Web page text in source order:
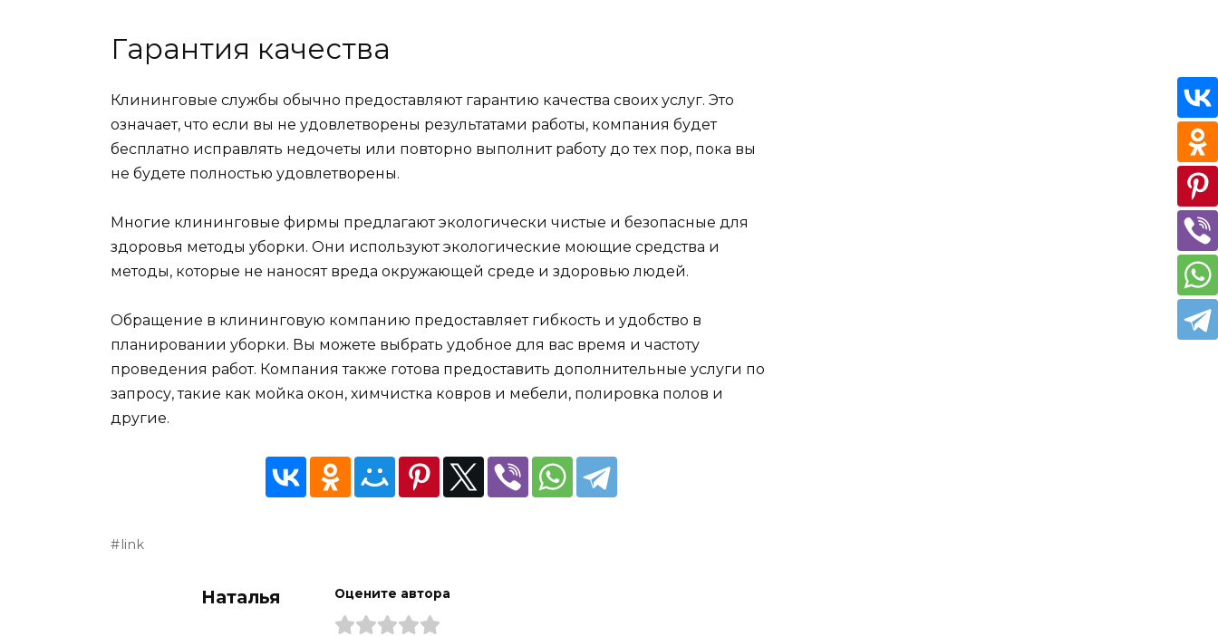
Гарантия качества
Клининговые службы обычно предоставляют гарантию качества своих услуг. Это
означает, что если вы не удовлетворены результатами работы, компания будет
бесплатно исправлять недочеты или повторно выполнит работу до тех пор, пока вы
не будете полностью удовлетворены.
Многие клининговые фирмы предлагают экологически чистые и безопасные для
здоровья методы уборки. Они используют экологические моющие средства и
методы, которые не наносят вреда окружающей среде и здоровью людей.
Обращение в клининговую компанию предоставляет гибкость и удобство в
планировании уборки. Вы можете выбрать удобное для вас время и частоту
проведения работ. Компания также готова предоставить дополнительные услуги по
запросу, такие как мойка окон, химчистка ковров и мебели, полировка полов и
другие.
link
Наталья Оцените автора